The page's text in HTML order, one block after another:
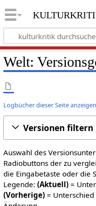
Welt:
Logbücher dieser Seite anzeigen
Versionen filtern
Auswahl des
Radiobuttons der zu
die Eingabetaste oder die
Legende: (Aktuell)=
(Vorherige)= Unterschied